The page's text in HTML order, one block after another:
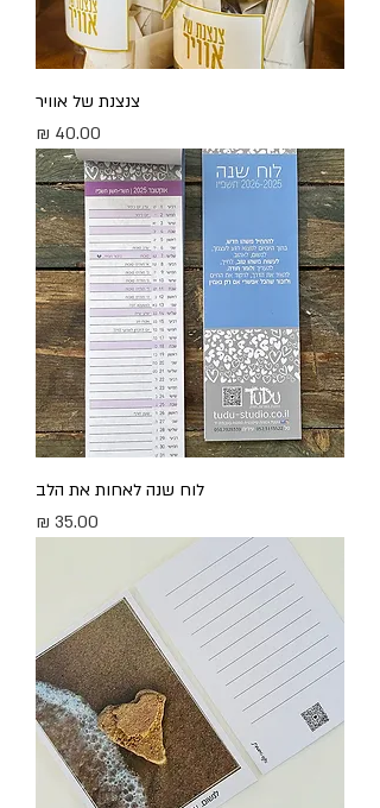
צנצנת של אוויר
מחיר
לוח שנה לאחות את הלב
מחיר